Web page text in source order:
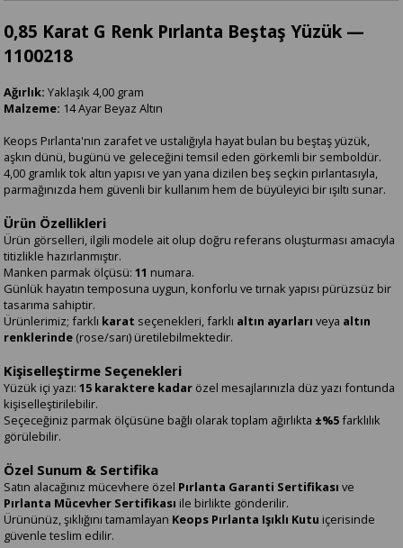
0,85 Karat G Renk Pırlanta Beştaş Yüzük —
1100218
Ağırlık: Yaklaşık 4,00 gram
Malzeme: 14 Ayar Beyaz Altın
Keops Pırlanta'nın zarafet ve ustalığıyla hayat bulan bu beştaş yüzük,
aşkın dünü, bugünü ve geleceğini temsil eden görkemli bir semboldür.
4,00 gramlık tok altın yapısı ve yan yana dizilen beş seçkin pırlantasıyla,
parmağınızda hem güvenli bir kullanım hem de büyüleyici bir ışıltı sunar.
Ürün Özellikleri
Ürün görselleri, ilgili modele ait olup doğru referans oluşturması amacıyla
titizlikle hazırlanmıştır.
Manken parmak ölçüsü:11 numara.
Günlük hayatın temposuna uygun, konforlu ve tırnak yapısı pürüzsüz bir
tasarıma sahiptir.
Ürünlerimiz; farklı karat seçenekleri, farklı altın ayarları veya altın
renklerinde (rose/sarı) üretilebilmektedir.
Kişiselleştirme Seçenekleri
Yüzük içi yazı:15 karaktere kadar özel mesajlarınızla düz yazı fontunda
kişiselleştirilebilir.
Seçeceğiniz parmak ölçüsüne bağlı olarak toplam ağırlıkta ±%5farklılık
görülebilir.
Özel Sunum & Sertifika
Satın alacağınız mücevhere özel Pırlanta Garanti Sertifikası ve
Pırlanta Mücevher Sertifikası ile birlikte gönderilir.
Ürününüz, şıklığını tamamlayan Keops Pırlanta Işıklı Kutu içerisinde
güvenle teslim edilir.